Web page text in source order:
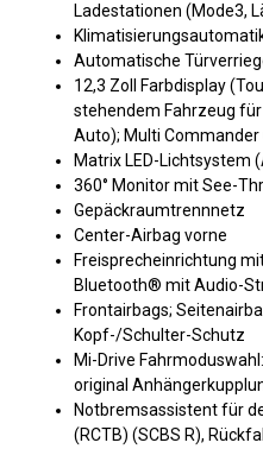
Ladestationen (Mode3,
Automatische
12,3 Zoll Farbdisplay
stehendem Fahrzeug
Auto); Multi
Matrix LED-Lichtsystem
360° Monitor mit See-
Gepäckraumtrennnetz
Center-Airbag vorne
Freisprecheinrichtung
Bluetooth® mit Audio-
Frontairbags;
Kopf-/Schulter-Schutz
Mi-Drive
original
Notbremsassistent für
(RCTB) (SCBS R),